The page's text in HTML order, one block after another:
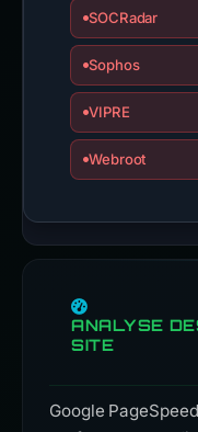
SOCRadar
Sophos
VIPRE
Webroot
ANALYSE
SITE
Google